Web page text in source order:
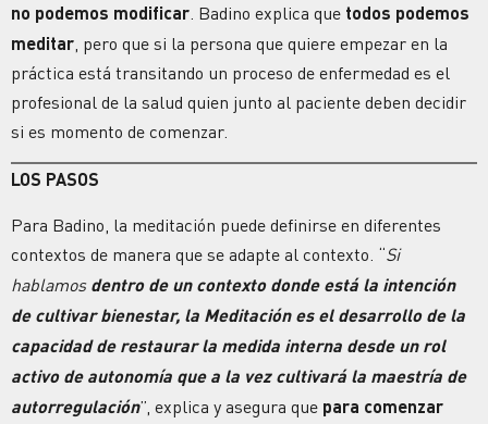
no podemos modificar . Badino explica que todos podemos
meditar , pero que si la persona que quiere empezar en la
práctica está transitando un proceso de enfermedad es el
profesional de la salud quien junto al paciente deben decidir
si es momento de comenzar.
LOS PASOS
Para Badino, la meditación puede definirse en diferentes
contextos de manera que se adapte al contexto. “Si
hablamos dentro de un contexto donde está la intención
de cultivar bienestar, la Meditación es el desarrollo de la
capacidad de restaurar la medida interna desde un rol
activo de autonomía que a la vez cultivará la maestría de
autorregulación”, explica y asegura que para comenzar